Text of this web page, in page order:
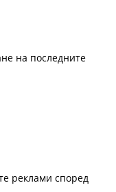
на последните
реклами според